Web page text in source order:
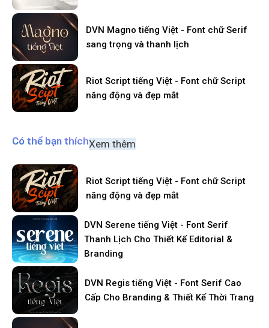
DVN Magno tiếng Việt - Font chữ Serif
sang trọng và thanh lịch
Riot Script tiếng Việt - Font chữ Script
năng động và đẹp mắt
Có thể bạn thíchXem thêm
Riot Script tiếng Việt - Font chữ Script
năng động và đẹp mắt
DVN Serene tiếng Việt - Font Serif
Thanh Lịch Cho Thiết Kế Editorial &
Branding
DVN Regis tiếng Việt - Font Serif Cao
Cấp Cho Branding & Thiết Kế Thời Trang